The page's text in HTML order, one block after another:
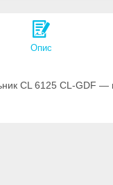
Опис
CL 6125 CL-GDF —